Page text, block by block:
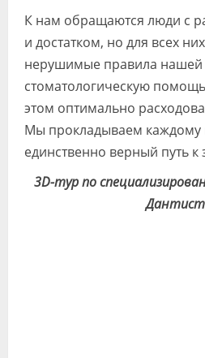
К нам обращаются люди с
и достатком, но для всех
нерушимые правила нашей
стоматологическую
этом оптимально
Мы прокладываем каждому
единственно верный путь к
3D-тур по